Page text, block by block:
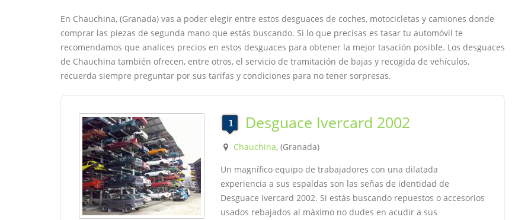
En Chauchina, (Granada) vas a poder elegir entre estos desguaces de coches, motocicletas y camiones donde
comprar las piezas de segunda mano que estás buscando. Si lo que precisas es tasar tu automóvil te
recomendamos que analices precios en estos desguaces para obtener la mejor tasación posible. Los desguaces
de Chauchina también ofrecen, entre otros, el servicio de tramitación de bajas y recogida de vehículos,
recuerda siempre preguntar por sus tarifas y condiciones para no tener sorpresas.
Desguace Ivercard 2002
Chauchina, (Granada)
Un magnífico equipo de trabajadores con una dilatada
experiencia a sus espaldas son las señas de identidad de
Desguace Ivercard 2002. Si estás buscando repuestos o accesorios
usados rebajados al máximo no dudes en acudir a sus